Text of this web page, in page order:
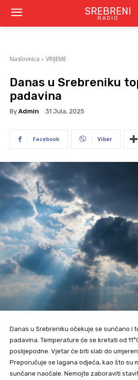
SREBRENI
RADIO
Naslovnica VRIJEME
Danas u Srebreniku
padavina
By Admin 31 Jula, 2025
Facebook Viber
Danas u Srebreniku očekuje se sunčano i
padavina. Temperature će se kretati od
poslijepodne. Vjetar će biti slab do
Preporučuje se lagana odjeća, kao što su
sunčane naočale. Nemojte zaboraviti